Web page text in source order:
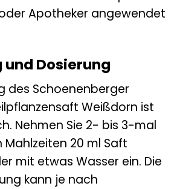
Apotheker angewendet
Dosierung
des Schoenenberger
Weißdorn ist
Nehmen Sie 2- bis 3-mal
20 ml Saft
mit etwas Wasser ein. Die
kann je nach